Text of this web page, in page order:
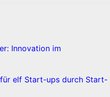
Innovation im
elf Start-ups durch Start-